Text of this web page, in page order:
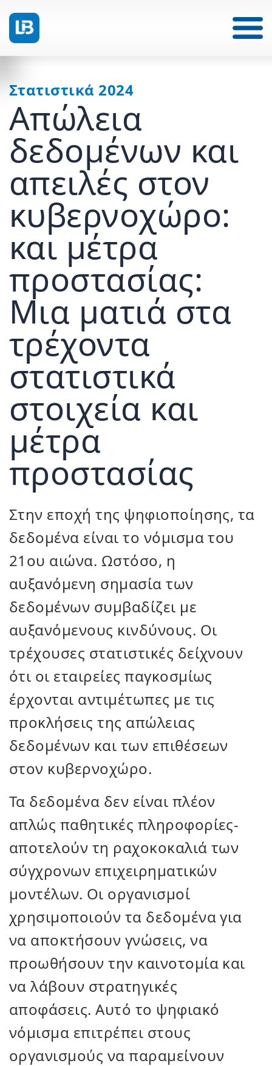
Στατιστικά 2024
Απώλεια
δεδομένων και
απειλές στον
κυβερνοχώρο:
και μέτρα
προστασίας:
Μια ματιά στα
τρέχοντα
στατιστικά
στοιχεία και
μέτρα
προστασίας
Στην εποχή της ψηφιοποίησης, τα
δεδομένα είναι το νόμισμα του
21ου αιώνα. Ωστόσο, η
αυξανόμενη σημασία των
δεδομένων συμβαδίζει με
αυξανόμενους κινδύνους. Οι
τρέχουσες στατιστικές δείχνουν
ότι οι εταιρείες παγκοσμίως
έρχονται αντιμέτωπες με τις
προκλήσεις της απώλειας
δεδομένων και των επιθέσεων
στον κυβερνοχώρο.
Τα δεδομένα δεν είναι πλέον
απλώς παθητικές πληροφορίες-
αποτελούν τη ραχοκοκαλιά των
σύγχρονων επιχειρηματικών
μοντέλων. Οι οργανισμοί
χρησιμοποιούν τα δεδομένα για
να αποκτήσουν γνώσεις, να
προωθήσουν την καινοτομία και
να λάβουν στρατηγικές
αποφάσεις. Αυτό το ψηφιακό
νόμισμα επιτρέπει στους
οργανισμούς να παραμείνουν